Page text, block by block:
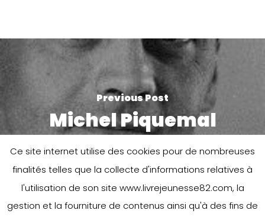
Previous Post
Michel Piquemal
Ce site internet utilise des cookies pour de nombreuses
finalités telles que la collecte d'informations relatives à
l'utilisation de son site www.livrejeunesse82.com, la
gestion et la fourniture de contenus ainsi qu'à des fins de